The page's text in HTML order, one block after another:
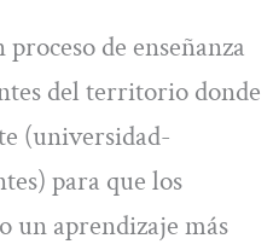
de enseñanza
del territorio donde
(universidad-
para que los
un aprendizaje más